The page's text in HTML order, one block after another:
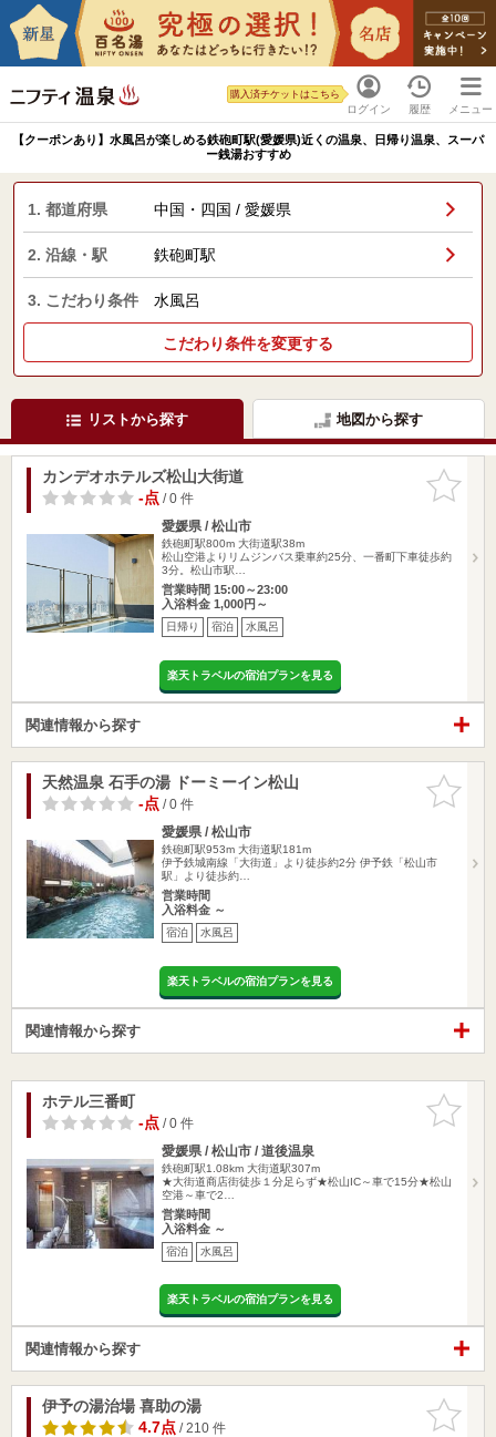
ログイン
購入済チケットはこちら
履歴 メニュー
【クーポンあり】水風呂が楽しめる鉄砲町駅(愛媛県)近くの温泉、日帰り温泉、スーパ
ー銭湯おすすめ
1. 都道府県 中国・四国 / 愛媛県
2. 沿線・駅 鉄砲町駅
3. こだわり条件 水風呂
こだわり条件を変更する
リストから探す 地図から探す
お気に入
りに追加
カンデオホテルズ松山大街道
-点/ 0 件
愛媛県 / 松山市
鉄砲町駅800m 大街道駅38m
松山空港よりリムジンバス乗車約25分、一番町下車徒歩約
3分。松山市駅…
営業時間 15:00～23:00
入浴料金 1,000円～
日帰り 宿泊 水風呂
楽天トラベルの宿泊プランを見る
関連情報から探す
お気に入
りに追加
天然温泉 石手の湯 ドーミーイン松山
-点/ 0 件
愛媛県 / 松山市
鉄砲町駅953m 大街道駅181m
伊予鉄城南線「大街道」より徒歩約2分 伊予鉄「松山市
駅」より徒歩約…
営業時間
入浴料金 ～
宿泊 水風呂
楽天トラベルの宿泊プランを見る
関連情報から探す
お気に入
りに追加
ホテル三番町
-点/ 0 件
愛媛県 / 松山市 / 道後温泉
鉄砲町駅1.08km 大街道駅307m
★大街道商店街徒歩１分足らず★松山IC～車で15分★松山
空港～車で2…
営業時間
入浴料金 ～
宿泊 水風呂
楽天トラベルの宿泊プランを見る
関連情報から探す
お気に入
りに追加
伊予の湯治場 喜助の湯
4.7点/ 210 件